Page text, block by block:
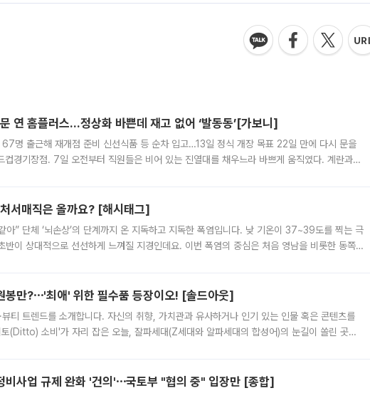
연 홈플러스…정상화 바쁜데 재고 없어 ‘발동동’[가보니]
67명 출근해 재개점 준비 신선식품 등 순차 입고…13일 정식 개장 목표 22일 만에 다시 문을
컵경기장점. 7일 오전부터 직원들은 비어 있는 진열대를 채우느라 바쁘게 움직였다. 계란과
서매직은 올까요? [해시태그]
아” 단체 ‘뇌손상’의 단계까지 온 지독하고 지독한 폭염입니다. 낮 기온이 37~39도를 찍는 극
이 상대적으로 선선하게 느껴질 지경인데요. 이번 폭염의 중심은 처음 영남을 비롯한 동쪽
봉만?⋯'최애' 위한 필수품 등장이오! [솔드아웃]
뷰티 트렌드를 소개합니다. 자신의 취향, 가치관과 유사하거나 인기 있는 인물 혹은 콘텐츠를
(Ditto) 소비'가 자리 잡은 오늘, 잘파세대(Z세대와 알파세대의 합성어)의 눈길이 쏠린 곳은
비사업 규제 완화 '건의'⋯국토부 "협의 중" 입장만 [종합]